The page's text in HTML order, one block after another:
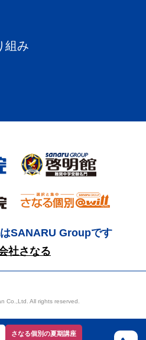
さなる個別の夏期講座
組み
SANARU Groupです
社さなる
Co.,Ltd. All rights reserved.